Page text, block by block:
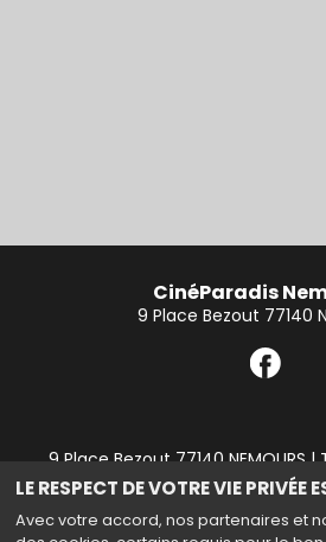
LE RESPECT DE VOTRE VIE PRIVÉE
Avec votre accord, nos partenaires et
CinéParadis
9 Place Bezout 77140
9 Place Bezout 77140 NEMOURS |